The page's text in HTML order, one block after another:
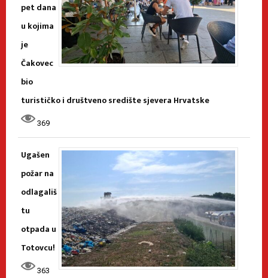
pet dana
u kojima
je
Čakovec
bio
turističko i društveno središte sjevera Hrvatske
369
Ugašen
požar na
odlagališ
tu
otpada u
Totovcu!
363